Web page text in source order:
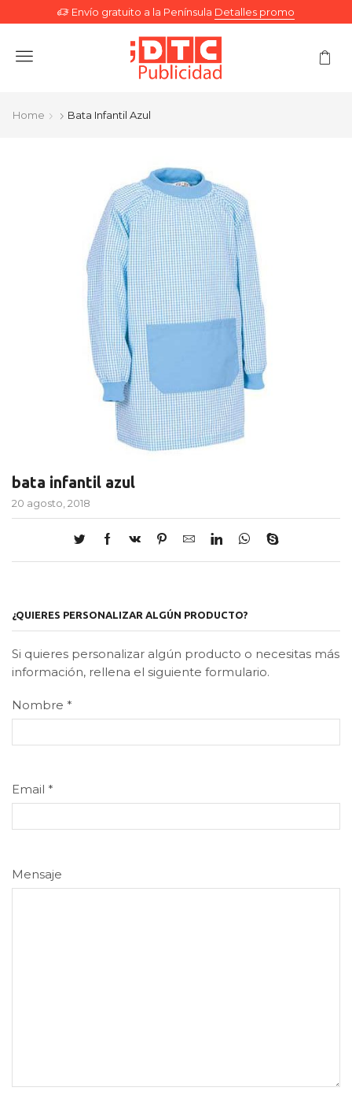
Envío gratuito a la Península Detalles promo
Menu
Home Bata Infantil Azul
bata infantil azul
20 agosto, 2018
¿QUIERES PERSONALIZAR ALGÚN PRODUCTO?
Si quieres personalizar algún producto o necesitas más
información, rellena el siguiente formulario.
Nombre *
Email *
Mensaje